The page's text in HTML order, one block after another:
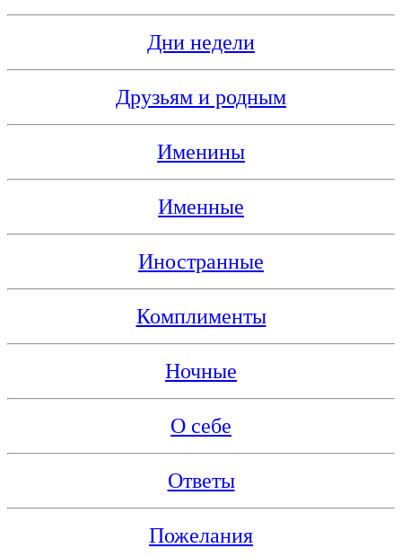
Дни недели
Друзьям и родным
Именины
Именные
Иностранные
Комплименты
Ночные
О себе
Ответы
Пожелания